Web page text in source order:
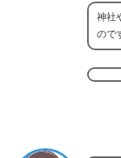
神社
ので